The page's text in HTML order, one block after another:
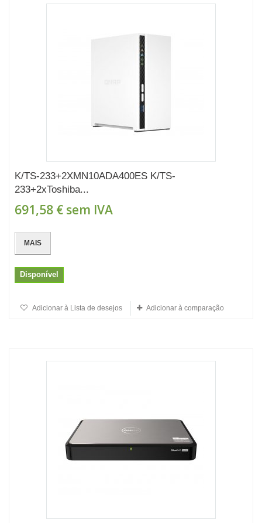
K/TS-233+2XMN10ADA400ES K/TS-
233+2xToshiba...
691,58 € sem IVA
MAIS
Disponível
Adicionar à Lista de desejos Adicionar à comparação